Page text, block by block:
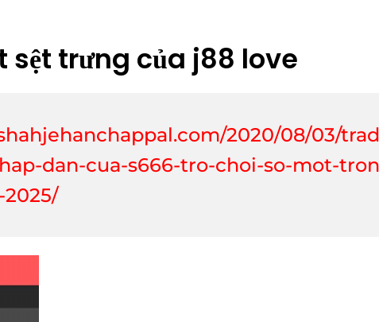
sệt trưng của j88 love
2020/08/03/
dan-cua-s666-tro-choi-so-mot-